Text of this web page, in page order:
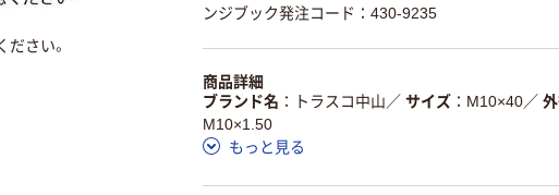
ンジブック発注コード：430-9235
商品詳細
ブランド名
トラスコ中山 ／ サイズ M10×40／
M10×1.50
もっと見る
さい。